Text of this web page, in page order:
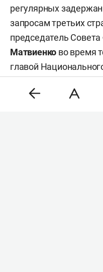
регулярных
запросам третьих
председатель
Матвиенко во время
главой